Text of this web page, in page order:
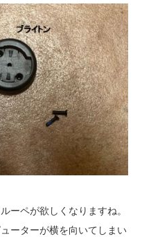
ーペが欲しくなりますね。
ーターが横を向いてしまい